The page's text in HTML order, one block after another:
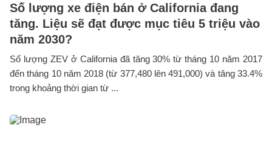
Số lượng xe điện bán ở California đang
tăng. Liệu sẽ đạt được mục tiêu 5 triệu vào
năm 2030?
Số lượng ZEV ở California đã tăng 30% từ tháng 10 năm 2017
đến tháng 10 năm 2018 (từ 377,480 lên 491,000) và tăng 33.4%
trong khoảng thời gian từ ...